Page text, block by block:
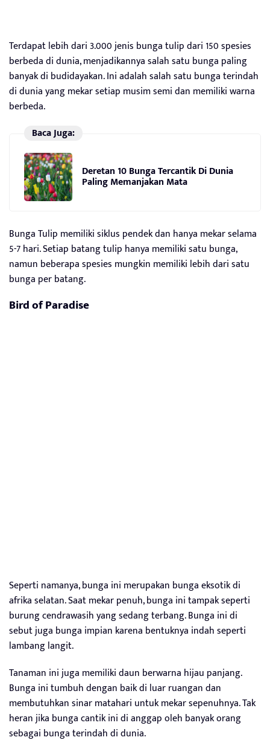
Terdapat lebih dari 3.000 jenis bunga tulip dari 150 spesies
berbeda di dunia, menjadikannya salah satu bunga paling
banyak di budidayakan. Ini adalah salah satu bunga terindah
di dunia yang mekar setiap musim semi dan memiliki warna
berbeda.
Baca Juga:
Deretan 10 Bunga Tercantik Di Dunia
Paling Memanjakan Mata
Bunga Tulip memiliki siklus pendek dan hanya mekar selama
5-7 hari. Setiap batang tulip hanya memiliki satu bunga,
namun beberapa spesies mungkin memiliki lebih dari satu
bunga per batang.
Bird of Paradise
Seperti namanya, bunga ini merupakan bunga eksotik di
afrika selatan. Saat mekar penuh, bunga ini tampak seperti
burung cendrawasih yang sedang terbang. Bunga ini di
sebut juga bunga impian karena bentuknya indah seperti
lambang langit.
Tanaman ini juga memiliki daun berwarna hijau panjang.
Bunga ini tumbuh dengan baik di luar ruangan dan
membutuhkan sinar matahari untuk mekar sepenuhnya. Tak
heran jika bunga cantik ini di anggap oleh banyak orang
sebagai bunga terindah di dunia.